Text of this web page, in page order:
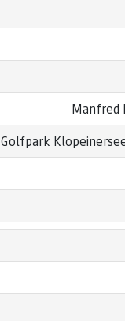
Manfred
Golfpark